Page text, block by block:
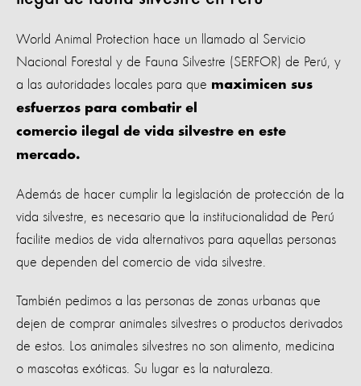
World Animal Protection hace un llamado al Servicio
Nacional Forestal y de Fauna Silvestre (SERFOR) de Perú, y
a las autoridades locales para que maximicen sus
esfuerzos para combatir el
comercio ilegal de vida silvestre en este
mercado.
Además de hacer cumplir la legislación de protección de la
vida silvestre, es necesario que la institucionalidad de Perú
facilite medios de vida alternativos para aquellas personas
que dependen del comercio de vida silvestre.
También pedimos a las personas de zonas urbanas que
dejen de comprar animales silvestres o productos derivados
de estos. Los animales silvestres no son alimento, medicina
o mascotas exóticas. Su lugar es la naturaleza.